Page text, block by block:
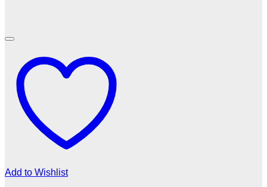
Add to Wishlist